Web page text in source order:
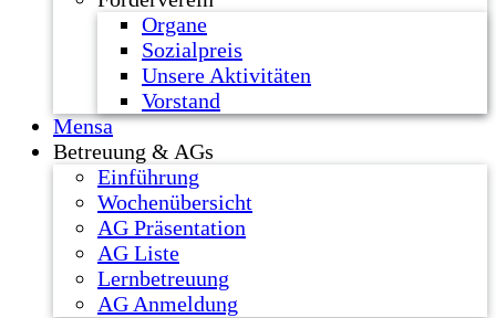
Organe
Sozialpreis
Unsere Aktivitäten
Vorstand
Mensa
Betreuung & AGs
Einführung
Wochenübersicht
AG Präsentation
AG Liste
Lernbetreuung
AG Anmeldung